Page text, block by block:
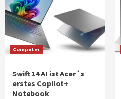
Computer
Swift 14 AI ist Acer´s
erstes Copilot+
Notebook